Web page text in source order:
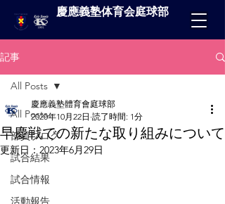
慶應義塾体育会庭球部
記事
All Posts
部員ブログ
試合結果
試合情報
活動報告
All Posts
早慶戦での新たな取り組みについて
慶應義塾體育會庭球部
2020年10月22日 読了時間: 1分
更新日： 2023年6月29日